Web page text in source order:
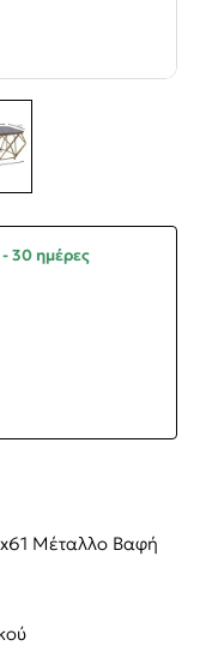
30 ημέρες
Μέταλλο Βαφή